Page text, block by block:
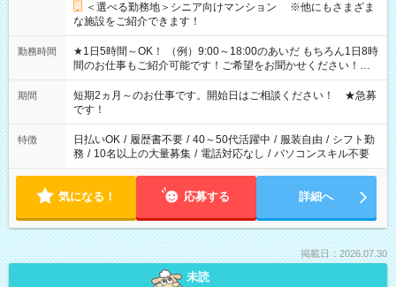
＜選べる勤務地＞シニア向けマンション ※他にもさまざま
な施設をご紹介できます！
勤務時間
★1日5時間～OK！ （例）9:00～18:00のあいだ もちろん1日8時
間のお仕事もご紹介可能です！ご希望をお聞かせください！★
家庭の都合でお休みが必要な場合も遠慮なくご相談ください。
※週最低15時間以上の勤務が必要です
期間
短期2ヵ月～のお仕事です。開始日はご相談ください！ ★急募
です！
特徴 日払いOK / 履歴書不要 / 40～50代活躍中 / 服装自由 / シフト勤
務 / 10名以上の大量募集 / 電話対応なし / パソコンスキル不要
気になる！ 応募する 詳細へ
掲載日：2026.07.30
未読